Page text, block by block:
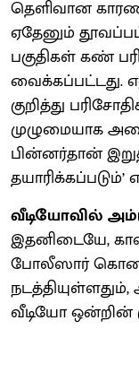
தெளிவான
ஏதேனும்
பகுதிகள் கண்
வைக்கப்பட்டது.
குறித்து
முழுமையாக
பின்னர்தான்
வீடியோவில்
இதனிடையே,
போலீஸார்
வீடியோ ஒன்றின்